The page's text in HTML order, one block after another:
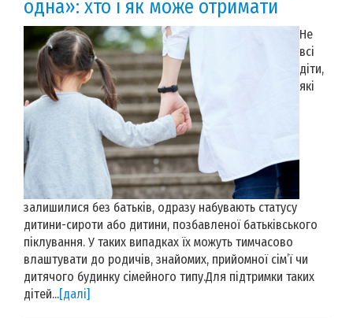
одна»: хто і як може отримати
Не
всі
діти,
які
залишилися без батьків, одразу набувають статусу
дитини-сироти або дитини, позбавленої батьківського
піклування. У таких випадках їх можуть тимчасово
влаштувати до родичів, знайомих, прийомної сім’ї чи
дитячого будинку сімейного типу.Для підтримки таких
дітей...[далі]